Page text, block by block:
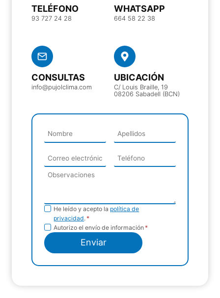
TELÉFONO
93 727 24 28
WHATSAPP
664 58 22 38
CONSULTAS
info@pujolclima.com
UBICACIÓN
C/ Louis Braille, 19
08206 Sabadell (BCN)
Política de
privacidad
He leído y acepto la política de
privacidad.*
Envío de
información
Autorizo el envío de información*
Enviar